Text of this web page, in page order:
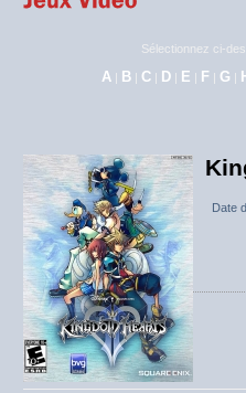
Sélectionnez ci-
A | B | C | D | E | F | G |
Date